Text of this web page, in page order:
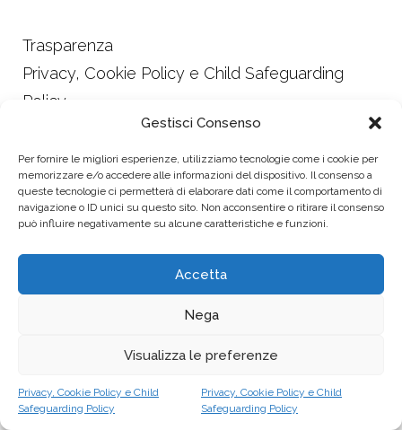
Gestisci Consenso
Per fornire le migliori esperienze, utilizziamo tecnologie come i cookie per
memorizzare e/o accedere alle informazioni del dispositivo. Il consenso a
queste tecnologie ci permetterà di elaborare dati come il comportamento di
navigazione o ID unici su questo sito. Non acconsentire o ritirare il consenso
può influire negativamente su alcune caratteristiche e funzioni.
Accetta
Nega
Visualizza le preferenze
Privacy, Cookie Policy e Child
Safeguarding Policy
Privacy, Cookie Policy e Child
Safeguarding Policy
Trasparenza
Privacy, Cookie Policy e Child Safeguarding
Policy
Design Alessandra Leonardi
Made with ♥ by imperfect
Follow us:
Dona ora